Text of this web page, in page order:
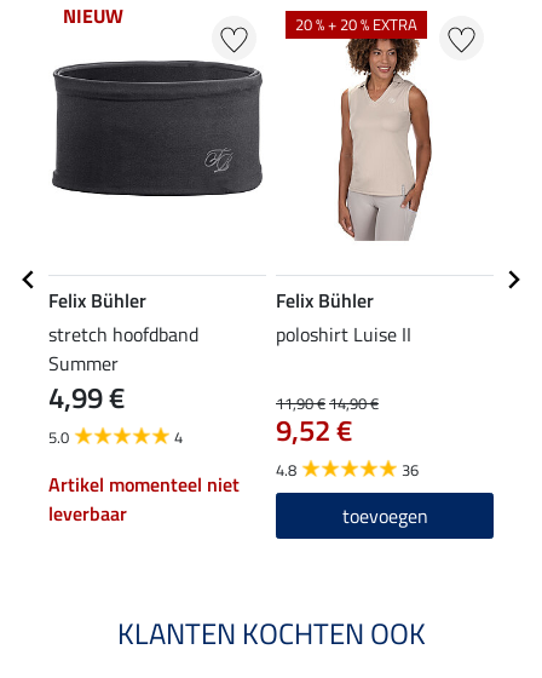
NIEUW
Felix Bühler
stretch hoofdband
Summer
4,99 €
5.0 4
Artikel momenteel niet
leverbaar
20 % + 20 % EXTRA
Felix Bühler
poloshirt Luise II
11,90 €14,90 €
9,52 €
4.8 36
toevoegen
KLANTEN KOCHTEN OOK